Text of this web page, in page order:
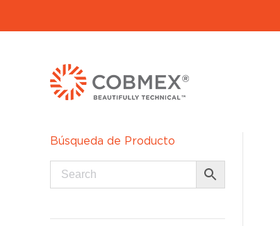
Búsqueda de Producto